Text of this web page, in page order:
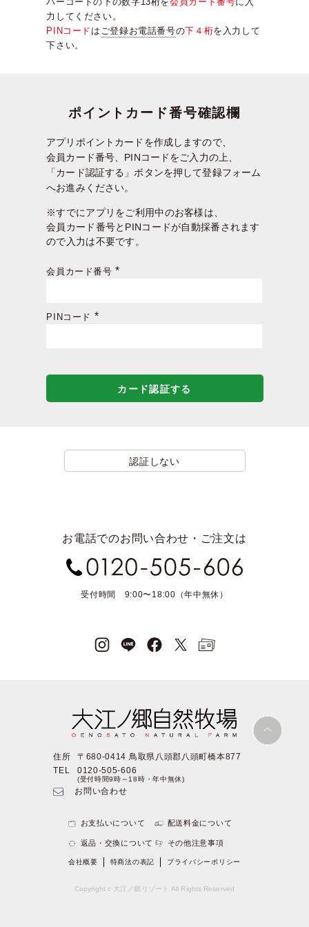
バーコードの下の数字13桁を会員カード番号に入
力してください。
PINコード は ご登録お電話番号の下４桁を入力して
下さい。
ポイントカード番号確認欄
アプリポイントカードを作成しますので、
会員カード番号、PINコードをご入力の上、
「カード認証する」ボタンを押して登録フォーム
へお進みください。
※すでにアプリをご利用中のお客様は、
会員カード番号とPINコードが自動採番されます
ので入力は不要です。
会員カード番号
PINコード
カード認証する
認証しない
お電話でのお問い合わせ・ご注文は
受付時間 9:00〜18:00（年中無休）
住所
〒680-0414 鳥取県八頭郡八頭町橋本877
TEL
0120-505-606
(受付時間9時～18時・年中無休)
お問い合わせ
お支払いについて 配送料金について
返品・交換について その他注意事項
会社概要 特商法の表記 プライバシーポリシー
Copyright c 大江ノ郷リゾート All Rights Reserved